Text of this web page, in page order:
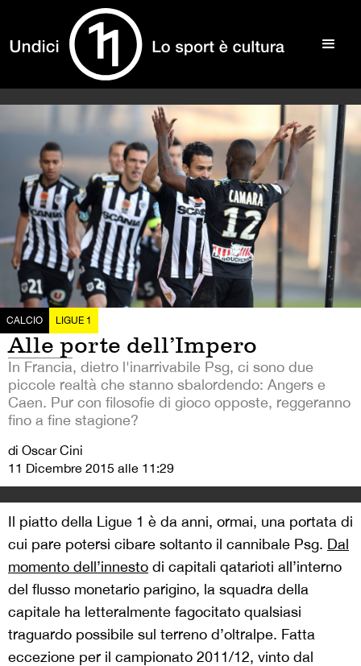
CALCIO LIGUE 1
Alle porte dell’Impero
In Francia, dietro l'inarrivabile Psg, ci sono due
piccole realtà che stanno sbalordendo: Angers e
Caen. Pur con filosofie di gioco opposte, reggeranno
fino a fine stagione?
di Oscar Cini
11 Dicembre 2015 alle 11:29
Il piatto della Ligue 1 è da anni, ormai, una portata di
cui pare potersi cibare soltanto il cannibale Psg. Dal
momento dell’innesto di capitali qatarioti all’interno
del flusso monetario parigino, la squadra della
capitale ha letteralmente fagocitato qualsiasi
traguardo possibile sul terreno d’oltralpe. Fatta
eccezione per il campionato 2011/12, vinto dal